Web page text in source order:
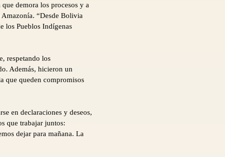
demora los procesos y a
Amazonía. “Desde Bolivia
los Pueblos Indígenas
respetando los
Además, hicieron un
que queden compromisos
en declaraciones y deseos,
que trabajar juntos:
dejar para mañana. La